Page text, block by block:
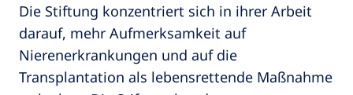
Die Stiftung konzentriert sich in ihrer Arbeit
darauf, mehr Aufmerksamkeit auf
Nierenerkrankungen und auf die
Transplantation als lebensrettende Maßnahme